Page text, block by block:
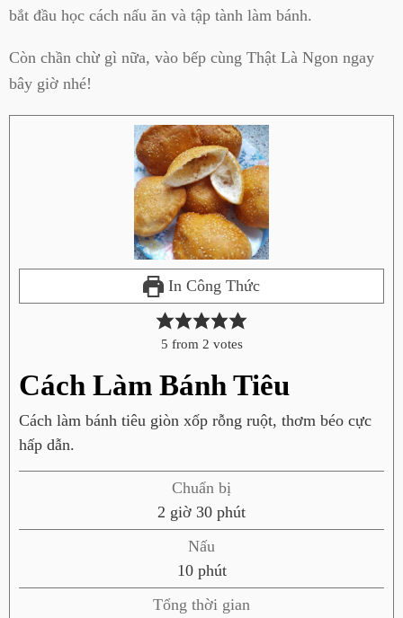
bắt đầu học cách nấu ăn và tập tành làm bánh.
Còn chần chừ gì nữa, vào bếp cùng Thật Là Ngon ngay
bây giờ nhé!
In Công Thức
5 from 2 votes
Cách Làm Bánh Tiêu
Cách làm bánh tiêu giòn xốp rỗng ruột, thơm béo cực
hấp dẫn.
Chuẩn bị
2 g
i
giờ 30p
h
ú
t
phút
Nấu
10p
h
phút
Tổng thời gian